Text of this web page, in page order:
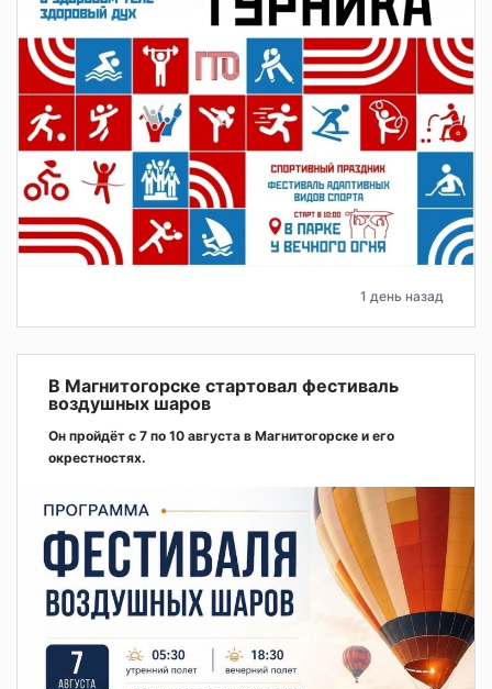
1 день назад
В Магнитогорске стартовал фестиваль
воздушных шаров
Он пройдёт с 7 по 10 августа в Магнитогорске и его
окрестностях.